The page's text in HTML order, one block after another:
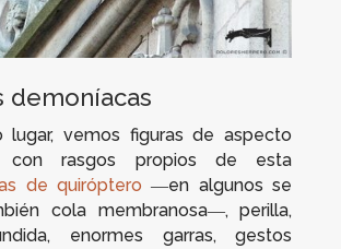
demoníacas
lugar, vemos figuras de aspecto
con rasgos propios de esta
de quiróptero ―en algunos se
cola membranosa―, perilla,
enormes garras, gestos